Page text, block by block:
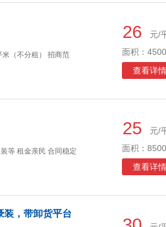
米（不分租） 招商范
26
元/
面积：
查看详情
等 租金亲民 合同稳定
25
元/
面积：
查看详情
装，带卸货平台